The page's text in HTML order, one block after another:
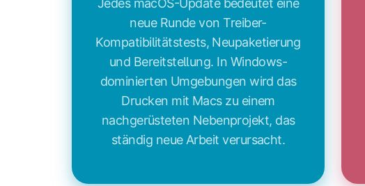
neue Runde von Treiber-
Kompatibilitätstests, Neupaketierung
und Bereitstellung. In Windows-
dominierten Umgebungen wird das
Drucken mit Macs zu einem
nachgerüsteten Nebenprojekt, das
ständig neue Arbeit verursacht.